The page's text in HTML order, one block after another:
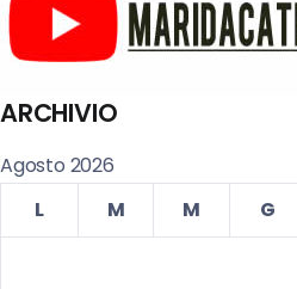
ARCHIVIO
Agosto 2026
L
M M G